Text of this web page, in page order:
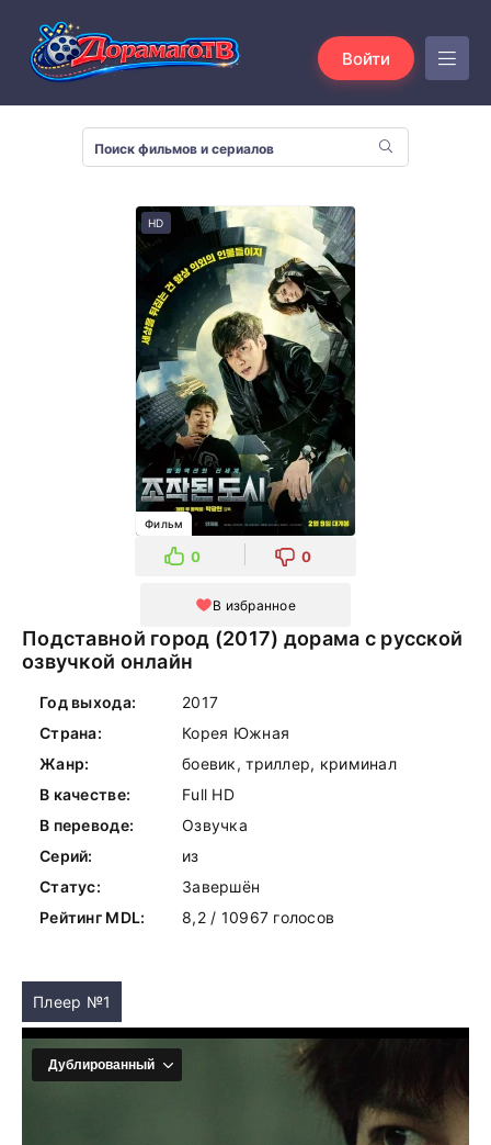
Войти
HD
Фильм
0 0
В избранное
Подставной город (2017) дорама с русской
озвучкой онлайн
Год выхода:
2017
Страна:
Корея Южная
Жанр:
боевик, триллер, криминал
В качестве:
Full HD
В переводе:
Озвучка
Серий:
из
Статус:
Завершён
Рейтинг MDL:
8,2 / 10967 голосов
Плеер №1